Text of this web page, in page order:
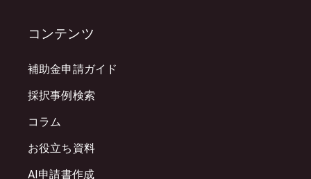
コンテンツ
補助金申請ガイド
採択事例検索
コラム
お役立ち資料
AI申請書作成